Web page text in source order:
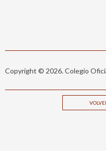
Copyright © 2026. Colegio